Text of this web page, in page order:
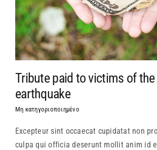
Tribute paid to victims of the
earthquake
Μη κατηγοριοποιημένο
Excepteur sint occaecat cupidatat non
culpa qui officia deserunt mollit anim id